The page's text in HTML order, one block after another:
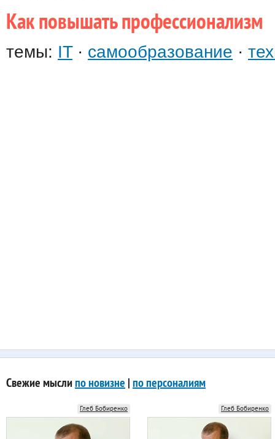
Как повышать профессионализм
темы: IT· самообразование ·
Свежие мыслипо новизне по персоналиям
Глеб Бобиренко Глеб Бобиренко